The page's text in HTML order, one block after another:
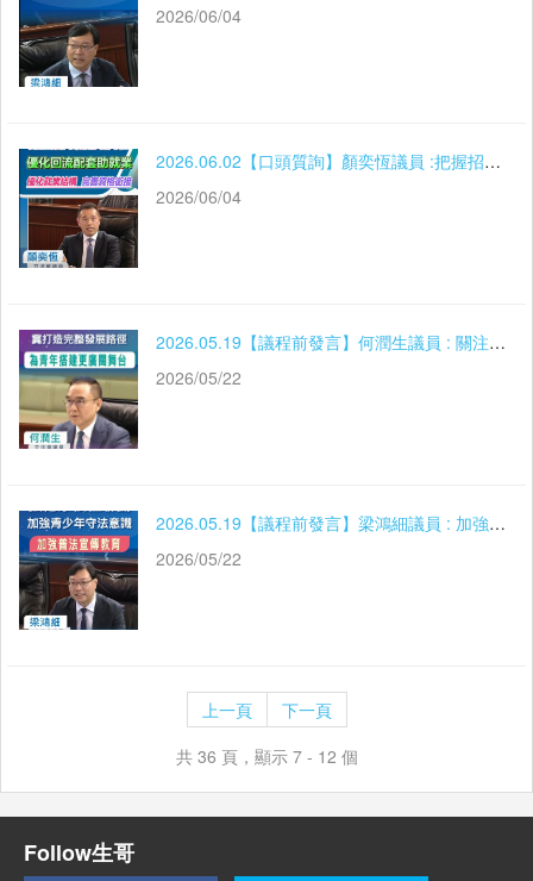
2026/06/04
2026.06.02【口頭質詢】顏奕恆議員 :把握招商機遇增崗位 優化回流配套助就業
2026/06/04
2026.05.19【議程前發言】何潤生議員 : 關注青年就業
2026/05/22
2026.05.19【議程前發言】梁鴻細議員 : 加強青少年守法意識 維護社會和諧穩定
2026/05/22
上一頁
下一頁
共 36 頁，顯示 7 - 12 個
Follow生哥